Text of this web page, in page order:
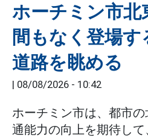
ホーチミン市北
間もなく登場
道路を眺める
| 08/08/2026 - 10:42
ホーチミン市は、都市
通能力の向上を期待し